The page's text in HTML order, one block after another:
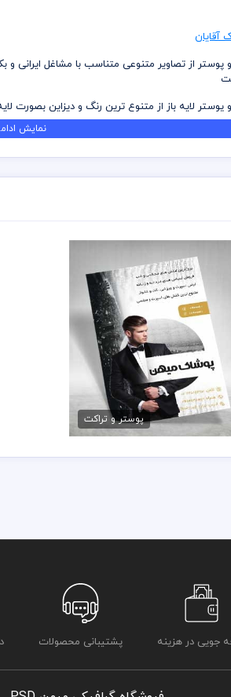
آقایان
پوستر از تصاویر متنوعی متناسب با مشاغل ایرانی
لایه باز از متنوع ترین رنگ و دیزاین بصورت
نمائید
تراکت های موجود در وب سایت میهن پی اس دی را
و طرح لایه باز به صورت به صرفه می توانید از بسته
تراکت رعایت مواردی نظیر غلط املایی،
از لوگو و نشان های تجاری نمادین استفاده شده است
موجود در سایت به عهده خریدار می باشد
نمایش
تراکت پوشاک آقایان psd
79,000 تومان
پوستر و تراکت
جویی در هزینه پشتیبانی محصولات